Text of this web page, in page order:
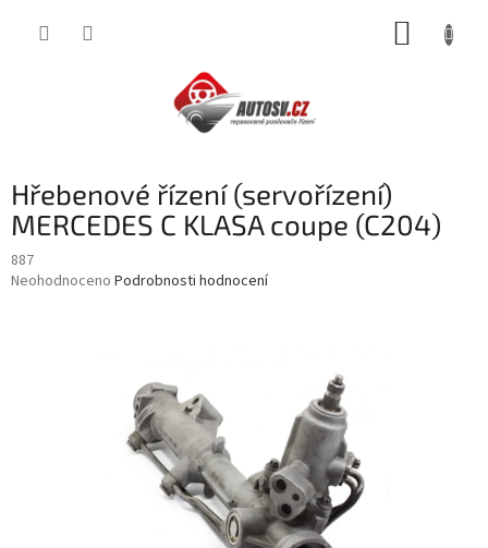
Hřebenové řízení (servořízení)
MERCEDES C KLASA coupe (C204)
887
Průměrné
Neohodnoceno Podrobnosti hodnocení